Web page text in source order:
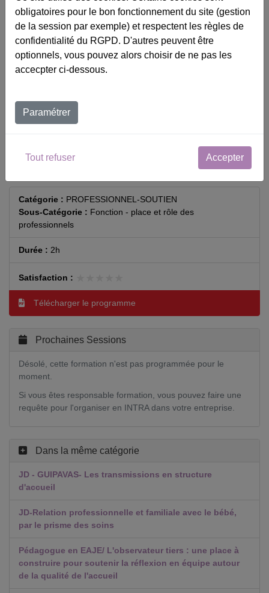
Catalogue
Contact
Accessibilité
Catégorie : PROFESSIONNEL-SOUTIEN
Sous-Catégorie : Fonction - place et rôle des
professionnels
Durée : 2h
Satisfaction :
Télécharger le programme
Prochaines Sessions
Désolé, cette formation n'est pas programmée pour le
moment.
Si vous êtes responsable formation, vous pouvez faire une
requête pour l'organiser en INTRA dans votre entreprise.
Dans la même catégorie
JD - GUIPAVAS- Les transmissions en structure
d'accueil
JD-Relation professionnelle et familiale avec le bébé,
par le prisme des soins
Pédagogue en EAJE/ L'observateur tiers : une place à
construire pour soutenir la réflexion en équipe autour
de la qualité de l'accueil
obligatoires pour le bon fonctionnement du site (gestion
de la session par exemple) et respectent les règles de
confidentialité du RGPD. D'autres peuvent être
optionnels, vous pouvez alors choisir de ne pas les
accecpter ci-dessous.
Paramétrer
Tout refuser Accepter